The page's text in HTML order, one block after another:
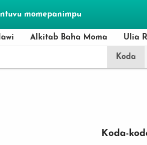
momepanimpu
Alkitab Baha Moma Ulia
Koda
Koda-